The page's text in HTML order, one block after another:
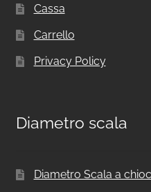
Cassa
Carrello
Privacy Policy
Diametro scala
Diametro Scala a